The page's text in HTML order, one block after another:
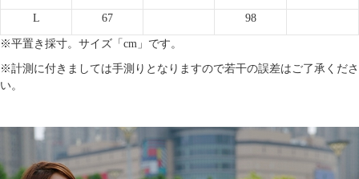
L 67 98
※平置き採寸。サイズ「cm」です。
※計測に付きましては手測りとなりますので若干の誤差はご了承くださ
い。